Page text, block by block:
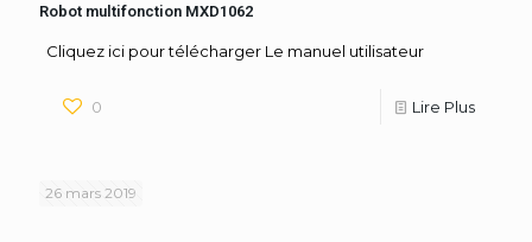
Robot multifonction MXD1062
Cliquez ici pour télécharger Le manuel utilisateur
0 Lire Plus
26 mars 2019